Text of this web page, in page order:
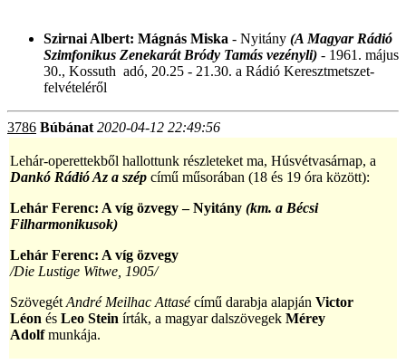
Szirnai Albert: Mágnás Miska - Nyitány (A Magyar Rádió
Szimfonikus Zenekarát Bródy Tamás vezényli) - 1961. május
30., Kossuth adó, 20.25 - 21.30. a Rádió Keresztmetszet-
felvételéről
3786 Búbánat 2020-04-12 22:49:56
Lehár-operettekből hallottunk részleteket ma, Húsvétvasárnap, a
Dankó Rádió Az a szép című műsorában (18 és 19 óra között):
Lehár Ferenc: A víg özvegy – Nyitány (km. a Bécsi
Filharmonikusok)
Lehár Ferenc: A víg özvegy
/Die Lustige Witwe, 1905/
Szövegét André Meilhac Attasécímű darabja alapján Victor
Léon és Leo Stein írták, a magyar dalszövegek Mérey
Adolfmunkája.